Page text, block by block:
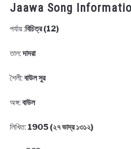
Jaawa Song
পর্যায় :বিচিত্র (12)
তাল:দাদরা
শৈলী: বাউল সুর
অঙ্গ: বাউল
লিখিত: 1905 (২৭ ভাদ্র ১৩১২)